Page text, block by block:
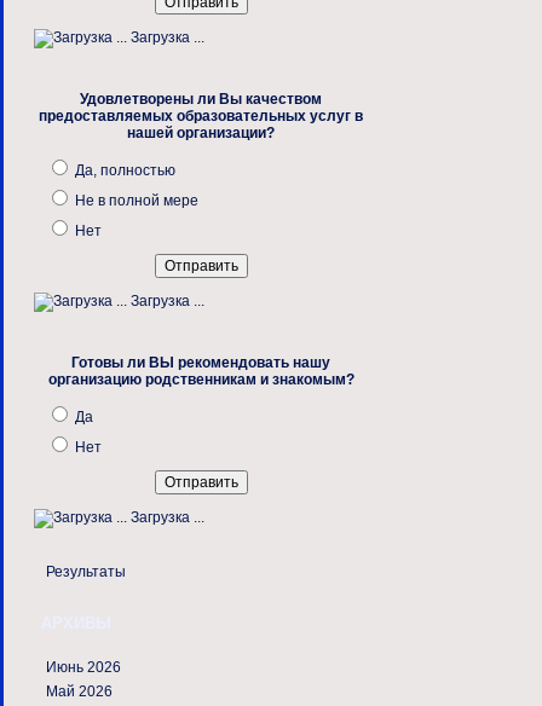
Загрузка ...
Удовлетворены ли Вы качеством
предоставляемых образовательных услуг в
нашей организации?
Да, полностью
Не в полной мере
Нет
Загрузка ...
Готовы ли ВЫ рекомендовать нашу
организацию родственникам и знакомым?
Да
Нет
Загрузка ...
Результаты
АРХИВЫ
Июнь 2026
Май 2026